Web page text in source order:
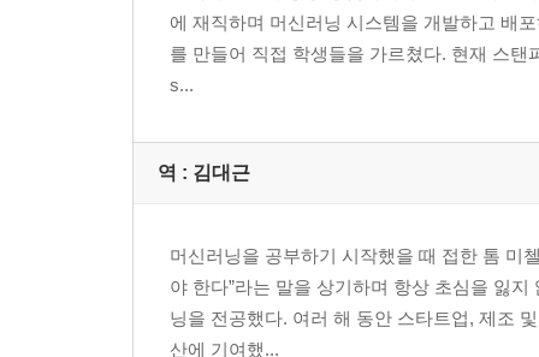
3.5 데이터플로 모드
3.6 배치 처리 vs. 스트림 처리
3.7 정리
4.2 레이블링
4.3 클래스 불균형 문제
4.4 데이터 증강
4.5 정리
에 재직하며 머신러닝 시스템을 개발하고 배
를 만들어 직접 학생들을 가르쳤다. 현재 스탠
s...
역 : 김대근
머신러닝을 공부하기 시작했을 때 접한 톰 미
야 한다”라는 말을 상기하며 항상 초심을 잃
닝을 전공했다. 여러 해 동안 스타트업, 제조
산에 기여했...